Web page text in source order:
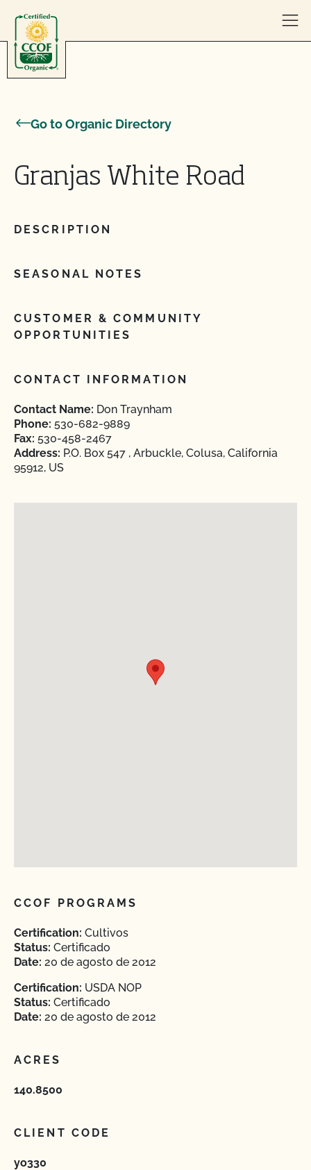
Go to Organic Directory
Granjas White Road
DESCRIPTION
SEASONAL NOTES
CUSTOMER & COMMUNITY
OPPORTUNITIES
CONTACT INFORMATION
Contact Name: Don Traynham
Phone: 530-682-9889
Fax: 530-458-2467
Address: P.O. Box 547 , Arbuckle, Colusa, California
95912, US
CCOF PROGRAMS
Certification: Cultivos
Status: Certificado
Date: 20 de agosto de 2012
Certification: USDA NOP
Status: Certificado
Date: 20 de agosto de 2012
ACRES
140.8500
CLIENT CODE
yo330